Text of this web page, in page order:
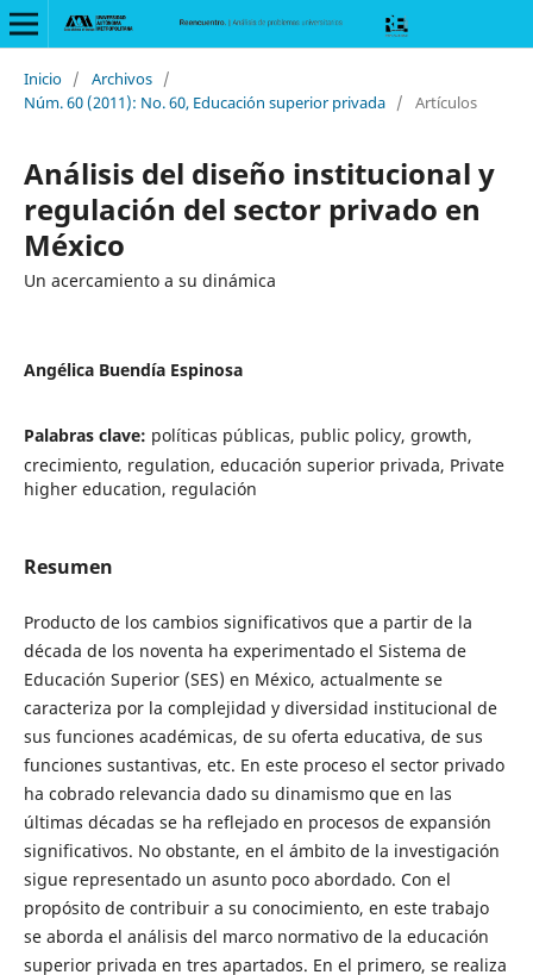
Inicio / Archivos /
Núm. 60 (2011): No. 60, Educación superior privada / Artículos
Análisis del diseño institucional y
regulación del sector privado en
México
Un acercamiento a su dinámica
Angélica Buendía Espinosa
Palabras clave: políticas públicas, public policy, growth,
crecimiento, regulation, educación superior privada, Private
higher education, regulación
Resumen
Producto de los cambios significativos que a partir de la
década de los noventa ha experimentado el Sistema de
Educación Superior (SES) en México, actualmente se
caracteriza por la complejidad y diversidad institucional de
sus funciones académicas, de su oferta educativa, de sus
funciones sustantivas, etc. En este proceso el sector privado
ha cobrado relevancia dado su dinamismo que en las
últimas décadas se ha reflejado en procesos de expansión
significativos. No obstante, en el ámbito de la investigación
sigue representado un asunto poco abordado. Con el
propósito de contribuir a su conocimiento, en este trabajo
se aborda el análisis del marco normativo de la educación
superior privada en tres apartados. En el primero, se realiza